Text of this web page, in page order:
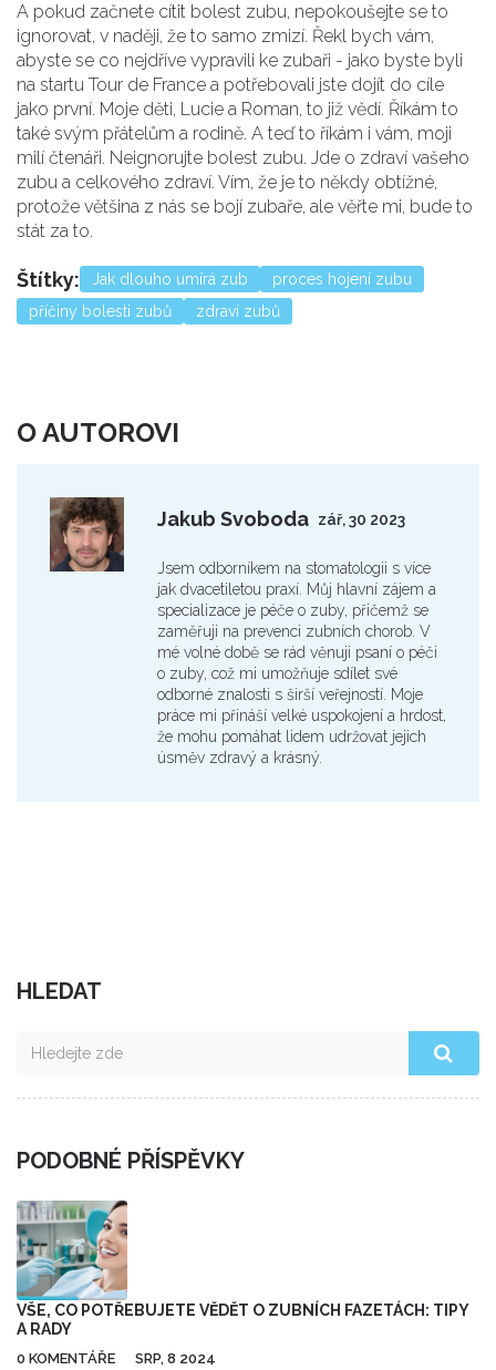
A pokud začnete cítit bolest zubu, nepokoušejte se to
ignorovat, v naději, že to samo zmizí. Řekl bych vám,
abyste se co nejdříve vypravili ke zubaři - jako byste byli
na startu Tour de France a potřebovali jste dojít do cíle
jako první. Moje děti, Lucie a Roman, to již vědí. Říkám to
také svým přátelům a rodině. A teď to říkám i vám, moji
milí čtenáři. Neignorujte bolest zubu. Jde o zdraví vašeho
zubu a celkového zdraví. Vím, že je to někdy obtížné,
protože většina z nás se bojí zubaře, ale věřte mi, bude to
stát za to.
Štítky: Jak dlouho umírá zub
proces hojení zubu
příčiny bolesti zubů
zdraví zubů
O AUTOROVI
Jakub Svoboda zář, 30 2023
Jsem odborníkem na stomatologii s více
jak dvacetiletou praxí. Můj hlavní zájem a
specializace je péče o zuby, přičemž se
zaměřuji na prevenci zubních chorob. V
mé volné době se rád věnuji psaní o péči
o zuby, což mi umožňuje sdílet své
odborné znalosti s širší veřejností. Moje
práce mi přináší velké uspokojení a hrdost,
že mohu pomáhat lidem udržovat jejich
úsměv zdravý a krásný.
HLEDAT
PODOBNÉ PŘÍSPĚVKY
VŠE, CO POTŘEBUJETE VĚDĚT O ZUBNÍCH FAZETÁCH: TIPY
A RADY
0 KOMENTÁŘE SRP, 8 2024